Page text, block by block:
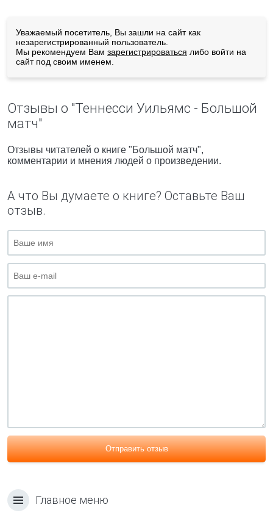
Уважаемый посетитель, Вы зашли на сайт как
незарегистрированный пользователь.
Мы рекомендуем Вам зарегистрироваться либо войти на
сайт под своим именем.
Отзывы о "Теннесси Уильямс - Большой
матч"
Отзывы читателей о книге "Большой матч",
комментарии и мнения людей о произведении.
А что Вы думаете о книге? Оставьте Ваш
отзыв.
Отправить отзыв
Главное меню